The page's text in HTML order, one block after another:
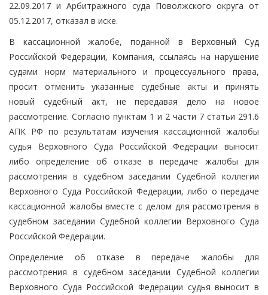
22.09.2017 и Арбитражного суда Поволжского округа от
05.12.2017, отказал в иске.
В кассационной жалобе, поданной в Верховный Суд
Российской Федерации, Компания, ссылаясь на нарушение
судами норм материального и процессуального права,
просит отменить указанные судебные акты и принять
новый судебный акт, не передавая дело на новое
рассмотрение. Согласно пунктам 1 и 2 части 7 статьи 291.6
АПК РФ по результатам изучения кассационной жалобы
судья Верховного Суда Российской Федерации выносит
либо определение об отказе в передаче жалобы для
рассмотрения в судебном заседании Судебной коллегии
Верховного Суда Российской Федерации, либо о передаче
кассационной жалобы вместе с делом для рассмотрения в
судебном заседании Судебной коллегии Верховного Суда
Российской Федерации.
Определение об отказе в передаче жалобы для
рассмотрения в судебном заседании Судебной коллегии
Верховного Суда Российской Федерации судья выносит в